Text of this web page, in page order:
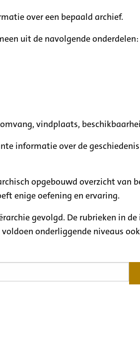
over een bepaald archief.
uit de navolgende onderdelen:
vindplaats,
informatie over de
opgebouwd overzicht van
enige oefening en ervaring.
gevolgd. De rubrieken in
onderliggende niveaus